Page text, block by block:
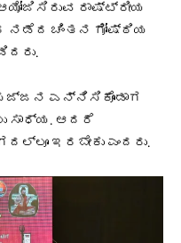
ರಾಷ್ಟ್ರೀಯ
ನಡೆದ ಚಿಂತನ ಗೋಷ್ಠಿಯ
ಎನ್ನಿಸಿಕೊಂಡಾಗ
ಸಾಧ್ಯ. ಆದರೆ
ಇರಬೇಕು ಎಂದರು.